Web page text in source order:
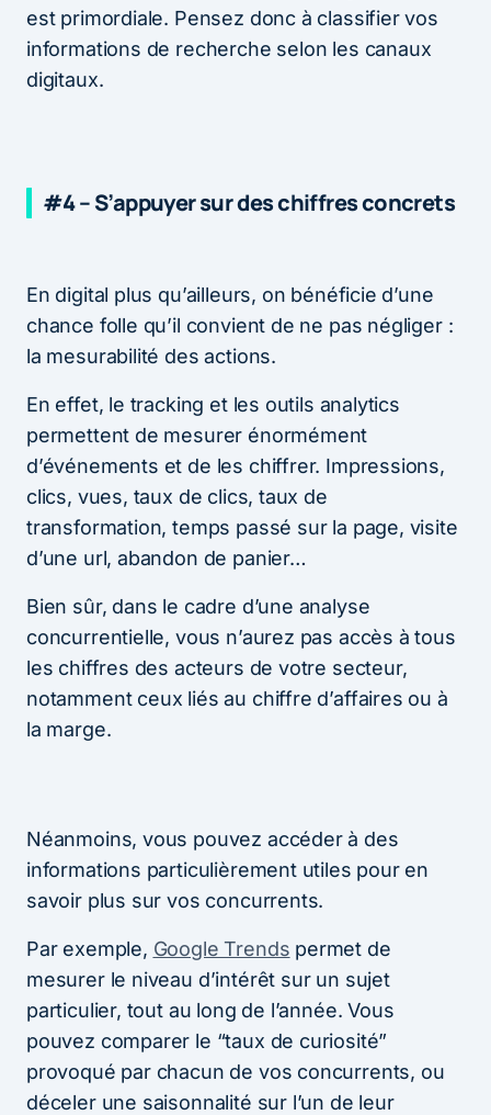
est primordiale. Pensez donc à classifier vos
informations de recherche selon les canaux
digitaux.
#4 – S’appuyer sur des chiffres concrets
En digital plus qu’ailleurs, on bénéficie d’une
chance folle qu’il convient de ne pas négliger :
la mesurabilité des actions.
En effet, le tracking et les outils analytics
permettent de mesurer énormément
d’événements et de les chiffrer. Impressions,
clics, vues, taux de clics, taux de
transformation, temps passé sur la page, visite
d’une url, abandon de panier…
Bien sûr, dans le cadre d’une analyse
concurrentielle, vous n’aurez pas accès à tous
les chiffres des acteurs de votre secteur,
notamment ceux liés au chiffre d’affaires ou à
la marge.
Néanmoins, vous pouvez accéder à des
informations particulièrement utiles pour en
savoir plus sur vos concurrents.
Par exemple, Google Trends permet de
mesurer le niveau d’intérêt sur un sujet
particulier, tout au long de l’année. Vous
pouvez comparer le “taux de curiosité”
provoqué par chacun de vos concurrents, ou
déceler une saisonnalité sur l’un de leur